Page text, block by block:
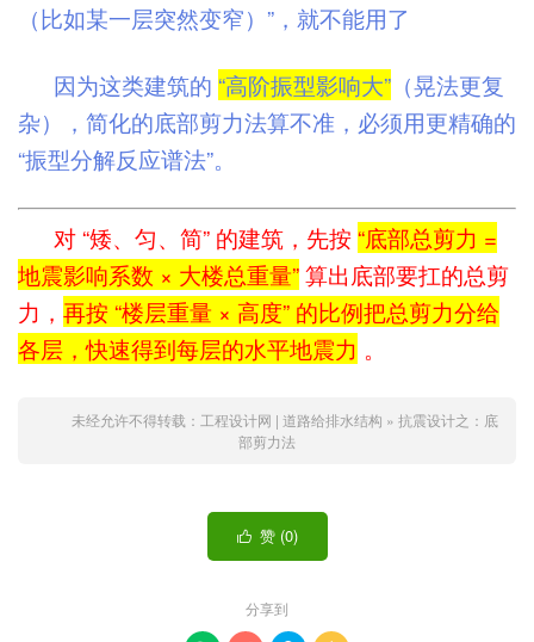
（比如某一层突然变窄）”，就不能用了
因为这类建筑的 “高阶振型影响大” （晃法更复
杂），简化的底部剪力法算不准，必须用更精确的
“振型分解反应谱法”。
对 “矮、匀、简” 的建筑，先按“底部总剪力 =
地震影响系数 × 大楼总重量”算出底部要扛的总剪
力， 再按 “楼层重量 × 高度” 的比例把总剪力分给
各层，快速得到每层的水平地震力 。
未经允许不得转载： 工程设计网 | 道路给排水结构 » 抗震设计之：底
部剪力法
 赞 (0)
分享到